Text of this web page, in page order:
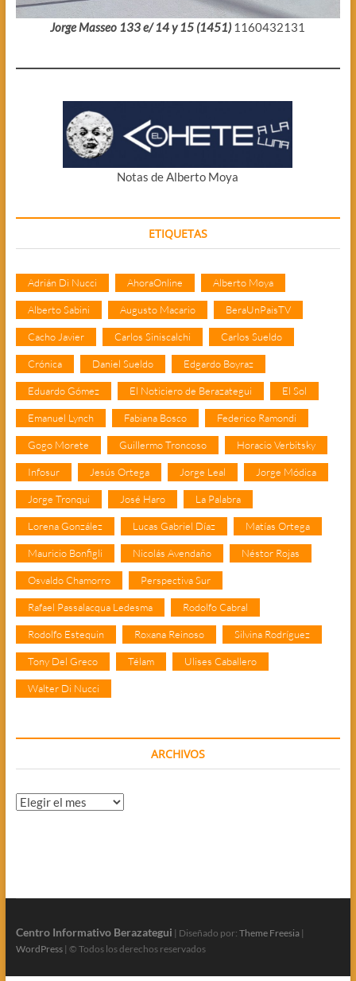
Jorge Masseo 133 e/ 14 y 15 (1451) 1160432131
Notas de Alberto Moya
ETIQUETAS
Adrián Di Nucci AhoraOnline Alberto Moya
Alberto Sabini Augusto Macario BeraUnPaisTV
Cacho Javier Carlos Siniscalchi Carlos Sueldo
Crónica Daniel Sueldo Edgardo Boyraz
Eduardo Gómez El Noticiero de Berazategui El Sol
Emanuel Lynch Fabiana Bosco Federico Ramondi
Gogo Morete Guillermo Troncoso Horacio Verbitsky
Infosur Jesús Ortega Jorge Leal Jorge Módica
Jorge Tronqui José Haro La Palabra
Lorena González Lucas Gabriel Díaz Matías Ortega
Mauricio Bonfigli Nicolás Avendaño Néstor Rojas
Osvaldo Chamorro Perspectiva Sur
Rafael Passalacqua Ledesma Rodolfo Cabral
Rodolfo Estequin Roxana Reinoso Silvina Rodríguez
Tony Del Greco Télam Ulises Caballero
Walter Di Nucci
ARCHIVOS
Archivos
Centro Informativo Berazategui | Diseñado por: Theme Freesia|
WordPress| © Todos los derechos reservados